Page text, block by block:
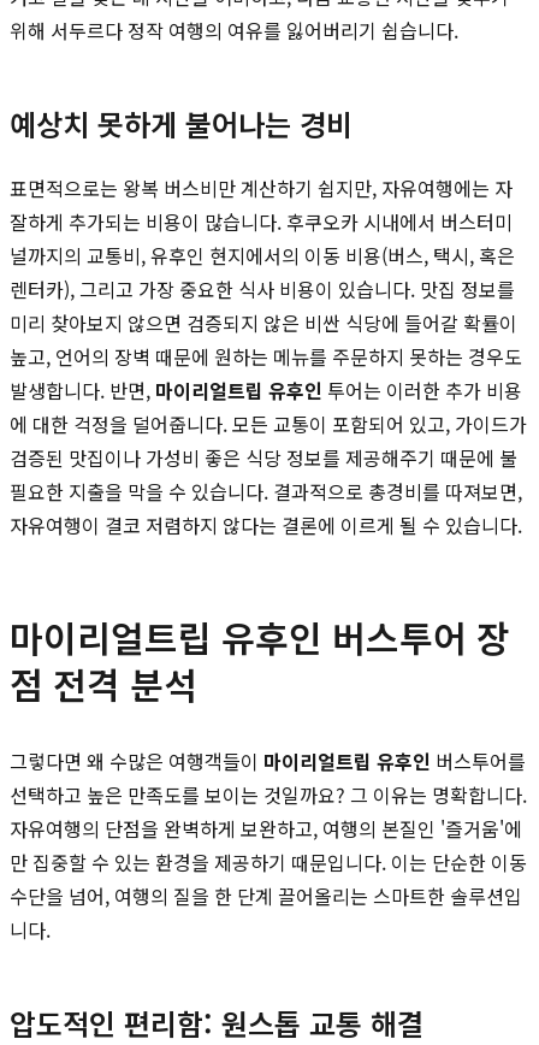
위해 서두르다 정작 여행의 여유를 잃어버리기 쉽습니다.
예상치 못하게 불어나는 경비
표면적으로는 왕복 버스비만 계산하기 쉽지만, 자유여행에는 자
잘하게 추가되는 비용이 많습니다. 후쿠오카 시내에서 버스터미
널까지의 교통비, 유후인 현지에서의 이동 비용(버스, 택시, 혹은
렌터카), 그리고 가장 중요한 식사 비용이 있습니다. 맛집 정보를
미리 찾아보지 않으면 검증되지 않은 비싼 식당에 들어갈 확률이
높고, 언어의 장벽 때문에 원하는 메뉴를 주문하지 못하는 경우도
발생합니다. 반면, 마이리얼트립 유후인 투어는 이러한 추가 비용
에 대한 걱정을 덜어줍니다. 모든 교통이 포함되어 있고, 가이드가
검증된 맛집이나 가성비 좋은 식당 정보를 제공해주기 때문에 불
필요한 지출을 막을 수 있습니다. 결과적으로 총경비를 따져보면,
자유여행이 결코 저렴하지 않다는 결론에 이르게 될 수 있습니다.
마이리얼트립 유후인 버스투어 장
점 전격 분석
그렇다면 왜 수많은 여행객들이 마이리얼트립 유후인 버스투어를
선택하고 높은 만족도를 보이는 것일까요? 그 이유는 명확합니다.
자유여행의 단점을 완벽하게 보완하고, 여행의 본질인 '즐거움'에
만 집중할 수 있는 환경을 제공하기 때문입니다. 이는 단순한 이동
수단을 넘어, 여행의 질을 한 단계 끌어올리는 스마트한 솔루션입
니다.
압도적인 편리함: 원스톱 교통 해결